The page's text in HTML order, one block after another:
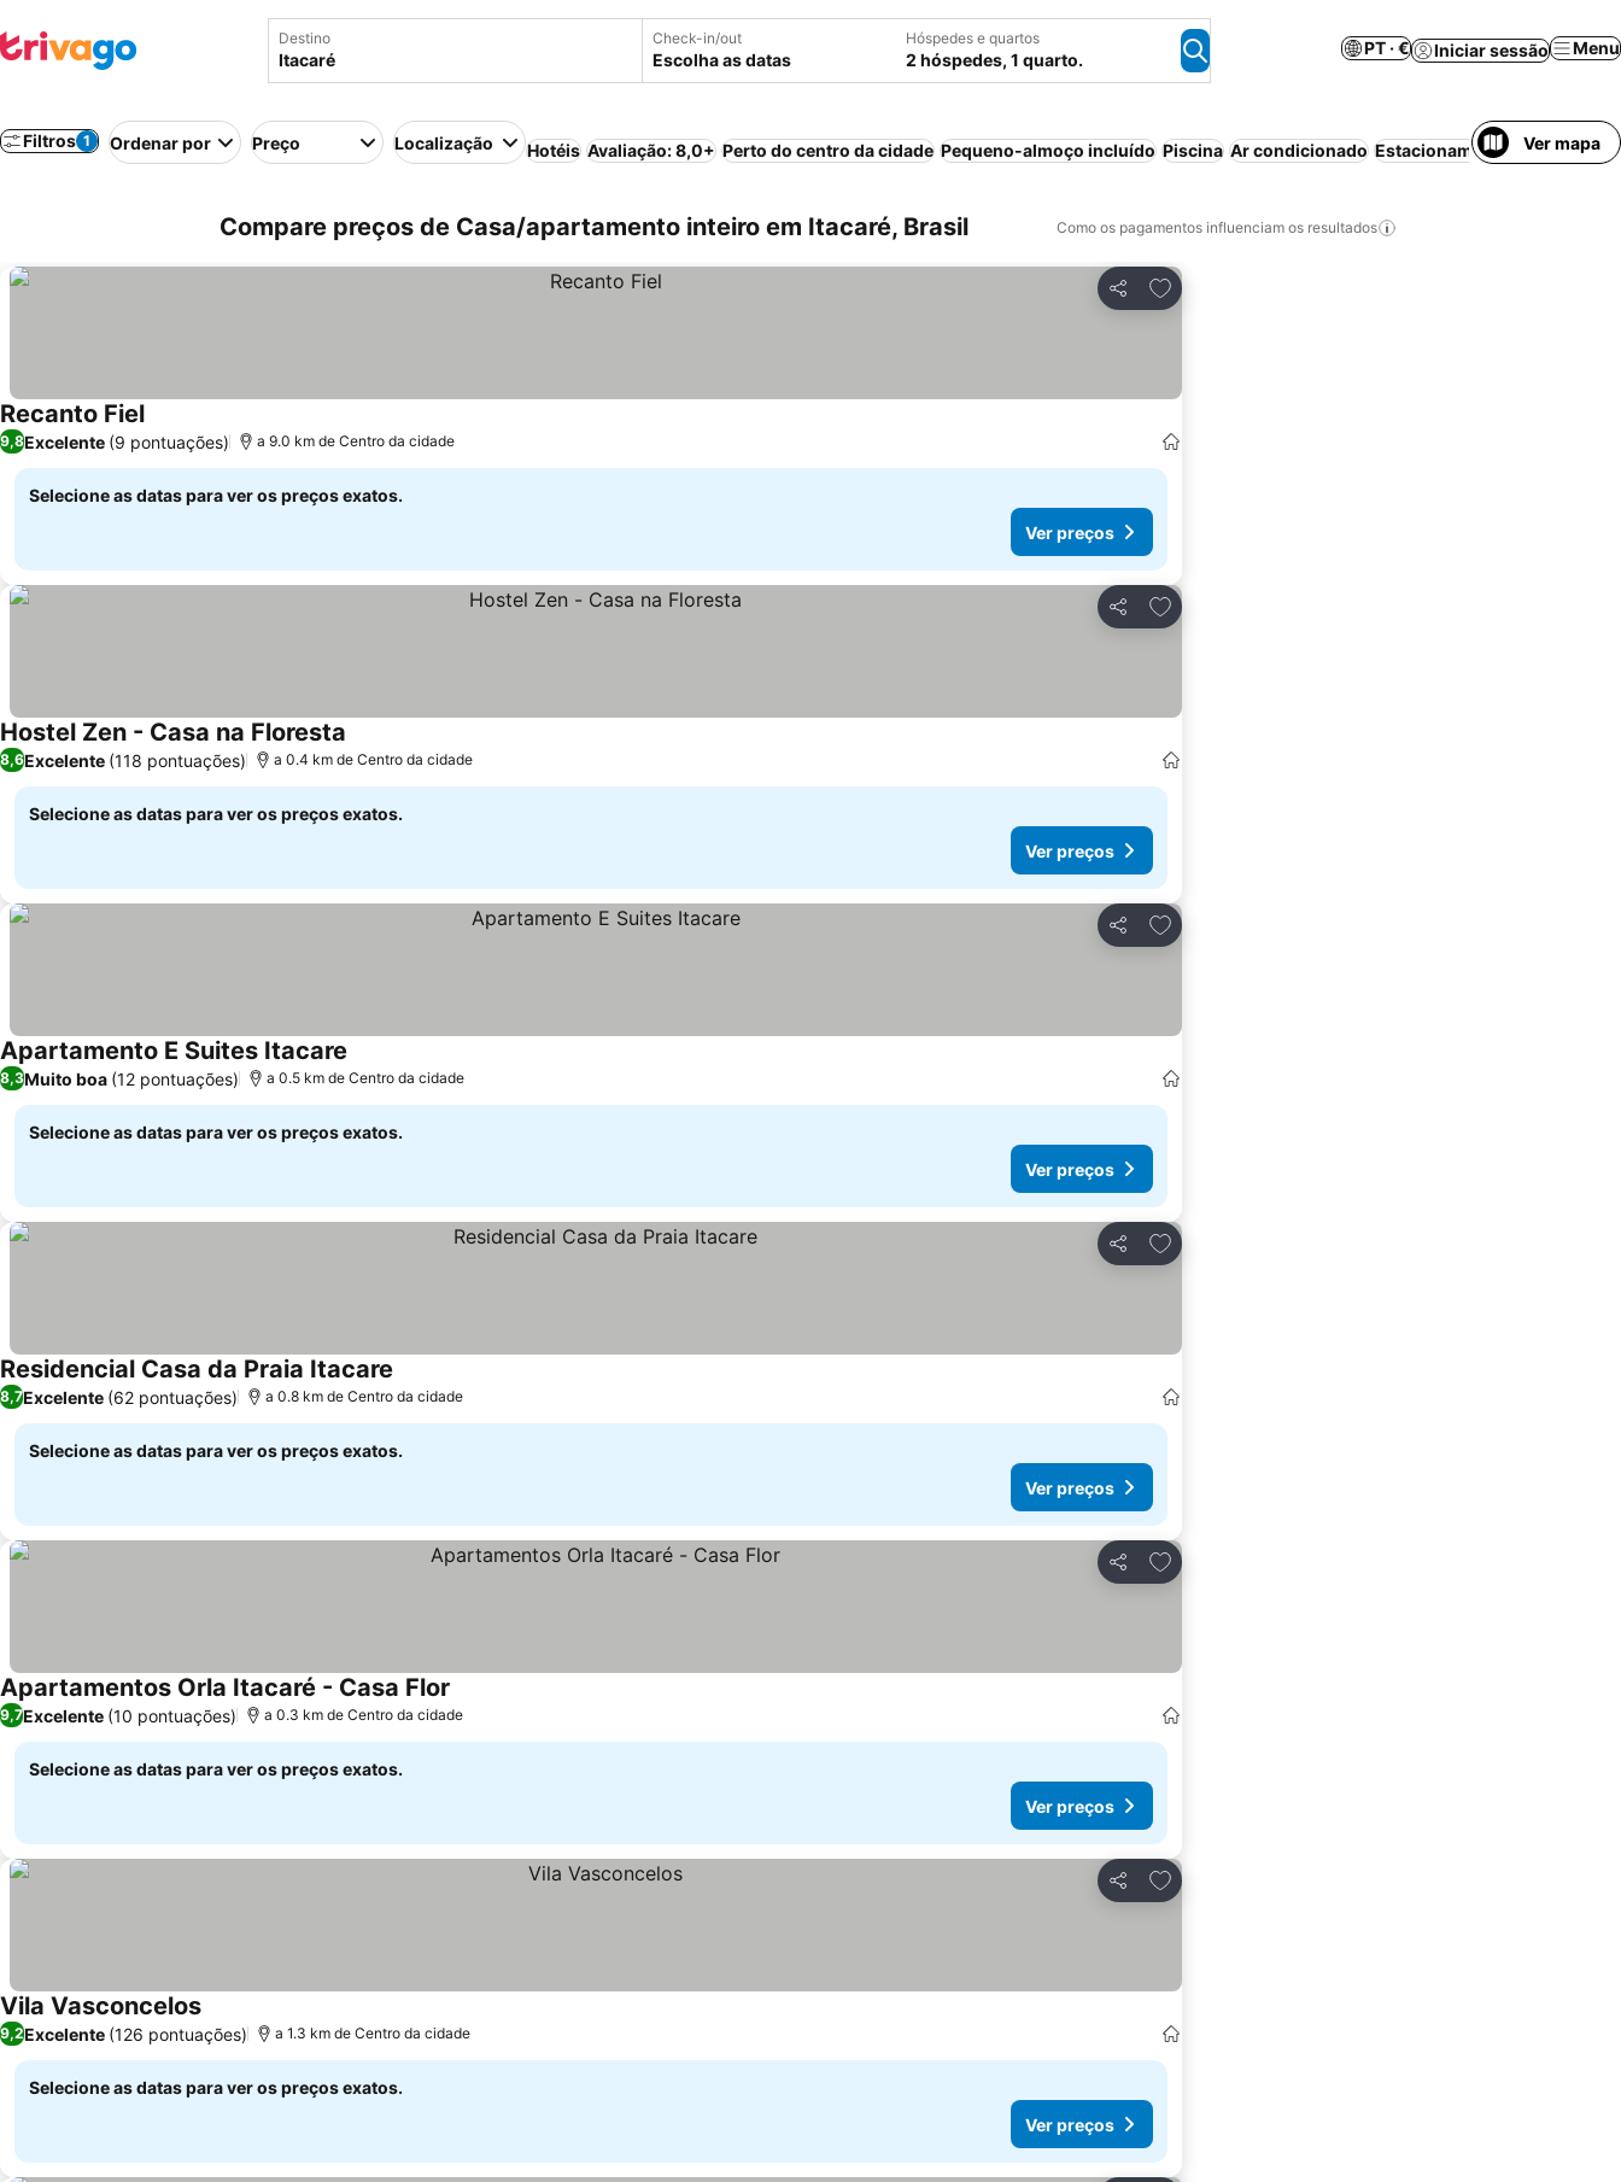
Destino Check-in/out
Escolha as datas
Hóspedes e quartos
2 hóspedes, 1 quarto.
PT · € Iniciar sessão Menu
Filtros 1 Ordenar por Preço Localização Hotéis Avaliação: 8,0+ Perto do centro da cidade Pequeno-almoço incluído Piscina Ar condicionado Estacionamento Wi-fi Praia
Ver mapa
Compare preços de Casa/apartamento inteiro em Itacaré, Brasil Como os pagamentos influenciam os resultados
Partilhar
Adicionar aos favoritos
Recanto FielVer preços
9,8Excelente (9 pontuações) a 9.0 km de Centro da cidade
Selecione as datas para ver os preços exatos.
Ver preços
Partilhar
Adicionar aos favoritos
Hostel Zen - Casa na Floresta
8,6Excelente (118 pontuações) a 0.4 km de Centro da cidade
Selecione as datas para ver os preços exatos.
Ver preços
Partilhar
Adicionar aos favoritos
Apartamento E Suites Itacare
8,3Muito boa (12 pontuações) a 0.5 km de Centro da cidade
Selecione as datas para ver os preços exatos.
Ver preços
Partilhar
Adicionar aos favoritos
Residencial Casa da Praia Itacare
8,7Excelente (62 pontuações) a 0.8 km de Centro da cidade
Selecione as datas para ver os preços exatos.
Ver preços
Partilhar
Adicionar aos favoritos
Apartamentos Orla Itacaré - Casa Flor
9,7Excelente (10 pontuações) a 0.3 km de Centro da cidade
Selecione as datas para ver os preços exatos.
Ver preços
Partilhar
Adicionar aos favoritos
Vila VasconcelosVer preços
9,2Excelente (126 pontuações) a 1.3 km de Centro da cidade
Selecione as datas para ver os preços exatos.
Ver preços